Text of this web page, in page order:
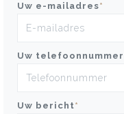
Uw e-mailadres*
Uw telefoonnummer
Uw bericht*